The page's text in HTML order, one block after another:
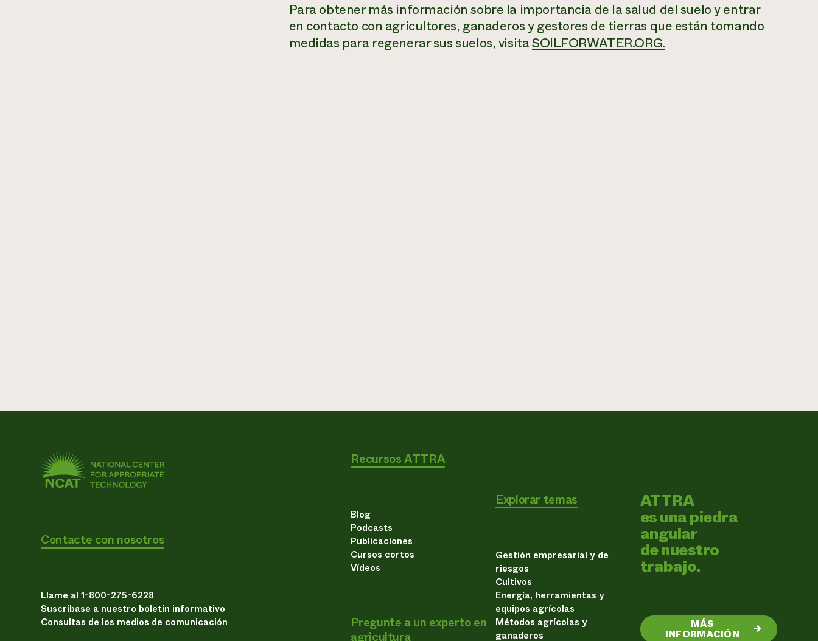
Para obtener más información sobre la importancia de la salud del suelo y entrar
en contacto con agricultores, ganaderos y gestores de tierras que están tomando
medidas para regenerar sus suelos, visitaSOILFORWATER.ORG.
Contacte con nosotros
Llame al 1-800-275-6228
Suscríbase a nuestro boletín informativo
Consultas de los medios de comunicación
Recursos ATTRA
Blog
Podcasts
Publicaciones
Cursos cortos
Vídeos
Pregunte a un experto en
agricultura
Explorar temas
Gestión empresarial y de
riesgos
Cultivos
Energía, herramientas y
equipos agrícolas
Métodos agrícolas y
ganaderos
ATTRA
es una piedra
angular
de nuestro
trabajo.
MÁS
INFORMACIÓN →